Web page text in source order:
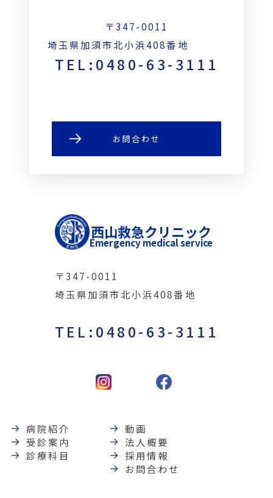
〒347-0011
埼玉県加須市北小浜408番地
TEL:0480-63-3111
お問合わせ
西山救急クリニック
Emergency medical service
〒347-0011
埼玉県加須市北小浜408番地
TEL:0480-63-3111
病院紹介
受診案内
診療科目
動画
法人概要
採用情報
お問合わせ